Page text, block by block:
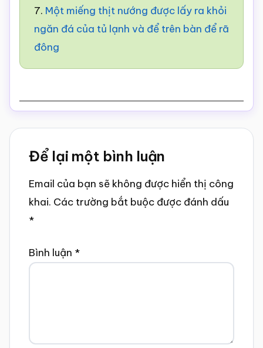
7. Một miếng thịt nướng được lấy ra khỏi
ngăn đá của tủ lạnh và để trên bàn để rã
đông
Reader
Interactions
Để lại một bình luận
Email của bạn sẽ không được hiển thị công
khai. Các trường bắt buộc được đánh dấu
*
Bình luận *